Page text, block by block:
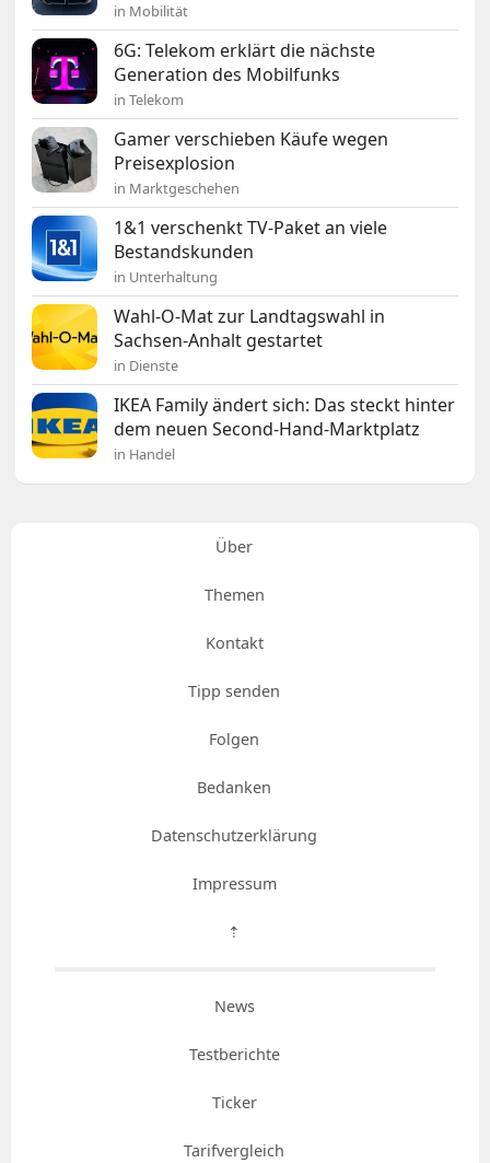
in Mobilität
6G: Telekom erklärt die nächste
Generation des Mobilfunks
in Telekom
Gamer verschieben Käufe wegen
Preisexplosion
in Marktgeschehen
1&1 verschenkt TV-Paket an viele
Bestandskunden
in Unterhaltung
Wahl-O-Mat zur Landtagswahl in
Sachsen-Anhalt gestartet
in Dienste
IKEA Family ändert sich: Das steckt hinter
dem neuen Second-Hand-Marktplatz
in Handel
Über
Themen
Kontakt
Tipp senden
Folgen
Bedanken
Datenschutzerklärung
Impressum
⇡
News
Testberichte
Ticker
Tarifvergleich